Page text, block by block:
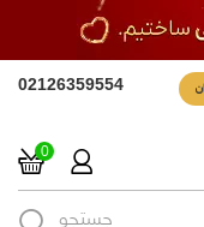
02126359554
0
جستجو